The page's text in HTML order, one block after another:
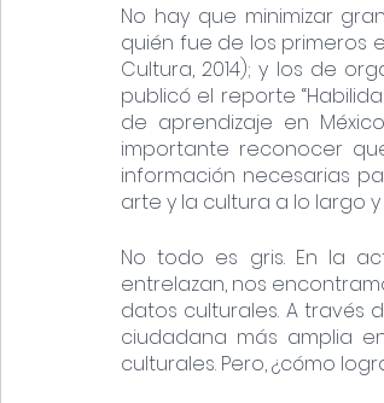
No hay que minimizar
quién fue de los primeros
Cultura, 2014); y los de
publicó el reporte
de aprendizaje en
importante reconocer
información necesarias
arte y la cultura a lo largo
No todo es gris. En la
entrelazan, nos
datos culturales. A través
ciudadana más amplia
culturales. Pero, ¿cómo